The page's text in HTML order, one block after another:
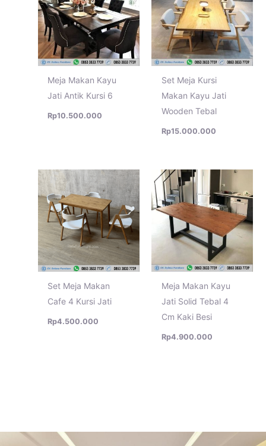
Meja Makan Kayu
Jati Antik Kursi 6
Rp10.500.000
Set Meja Kursi
Makan Kayu Jati
Wooden Tebal
Rp15.000.000
Set Meja Makan
Cafe 4 Kursi Jati
Rp4.500.000
Meja Makan Kayu
Jati Solid Tebal 4
Cm Kaki Besi
Rp4.900.000